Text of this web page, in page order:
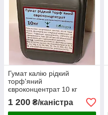
Гумат калію рідкий
торф'яний
євроконцентрат 10 кг
1 200 ₴/каністра